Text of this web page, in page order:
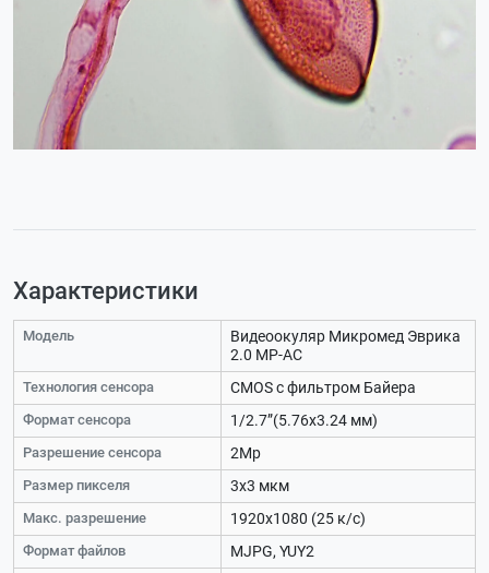
Характеристики
Модель
Видеоокуляр Микромед Эврика
2.0 MP-AC
Технология сенсора CMOS с фильтром Байера
Формат сенсора 1/2.7”(5.76x3.24 мм)
Разрешение сенсора 2Мр
Размер пикселя 3x3 мкм
Макс. разрешение 1920x1080 (25 к/с)
Формат файлов MJPG, YUY2